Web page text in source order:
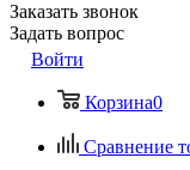
Заказать звонок
Задать вопрос
Войти
Корзина0
Сравнение